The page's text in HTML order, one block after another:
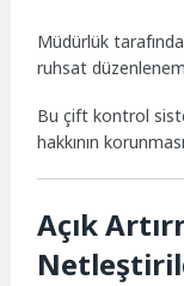
Müdürlük
ruhsat
Bu çift kontrol
hakkının
Açık